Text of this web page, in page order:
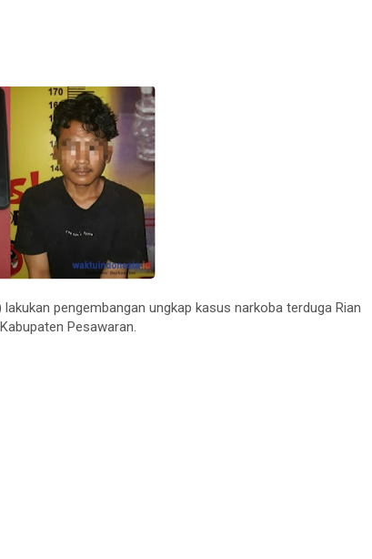
pengembangan ungkap kasus narkoba terduga Rian
Pesawaran.